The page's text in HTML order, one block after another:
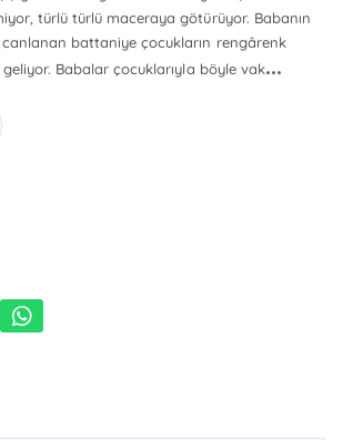
türlü türlü maceraya götürüyor. Babanın
battaniye çocukların rengârenk
Babalar çocuklarıyla böyle vak...